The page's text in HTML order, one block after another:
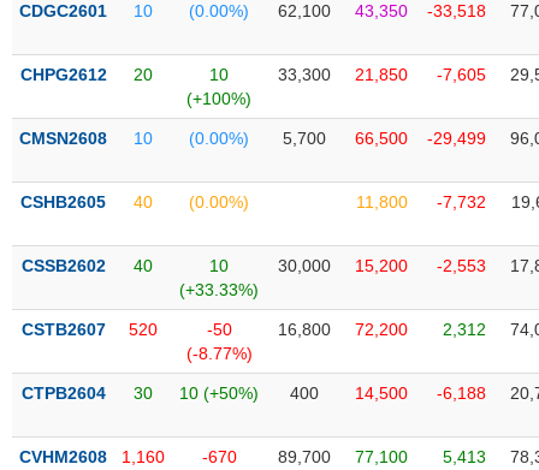
kỹ
Hồ
doanh
nghiệp
Tin
tức
kiện
liệu
Tâm
lý
trường
CDGC2601 10 (0.00%) 62,100 43,350 -33,518
CHPG2612 20
10
(+100%)
33,300 21,850 -7,605
CMSN2608 10 (0.00%) 5,700 66,500 -29,499
CSHB2605 40 (0.00%) 11,800 -7,732
CSSB2602 40
10
(+33.33%)
30,000 15,200 -2,553
CSTB2607 520
-50
(-8.77%)
16,800 72,200 2,312
CTPB2604 30 10 (+50%) 400 14,500 -6,188
CVHM2608 1,160
-670
89,700 77,100 5,413
NGUYÊN
LIỆU
CÔNG
TIÊU
KHÔNG